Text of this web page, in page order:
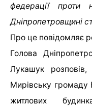
федерації проти
Дніпропетровщині
Про це повідомляє
Голова
Лукашук
Мирівську громаду
житлових